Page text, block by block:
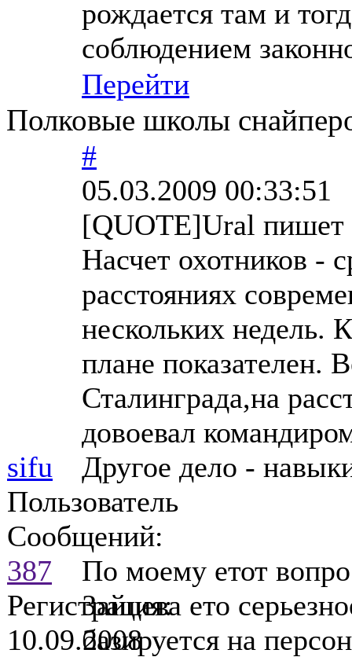
рождается там и
соблюдением
Перейти
Полковые школы
sifu
Пользователь
Сообщений:
387
Регистрация:
10.09.2008
#
05.03.2009 00:33:51
[QUOTE]Ural пишет
Насчет охотников -
расстояниях
нескольких недель.
плане показателен.
Сталинграда,на
довоевал
Другое дело -
По моему етот
Зайцева ето
базируется на